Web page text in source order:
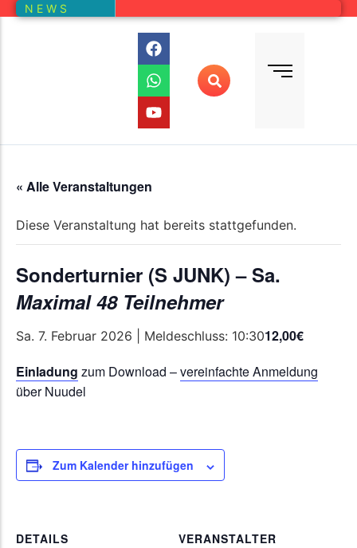
N E W S
Auswertung aller Wettbewerbe
« Alle Veranstaltungen
Diese Veranstaltung hat bereits stattgefunden.
Sonderturnier (S JUNK) – Sa.
Maximal 48 Teilnehmer
Sa. 7. Februar 2026 | Meldeschluss: 10:3012,00€
Einladung zum Download –vereinfachte Anmeldung
über Nuudel
Zum Kalender hinzufügen
DETAILS
VERANSTALTER